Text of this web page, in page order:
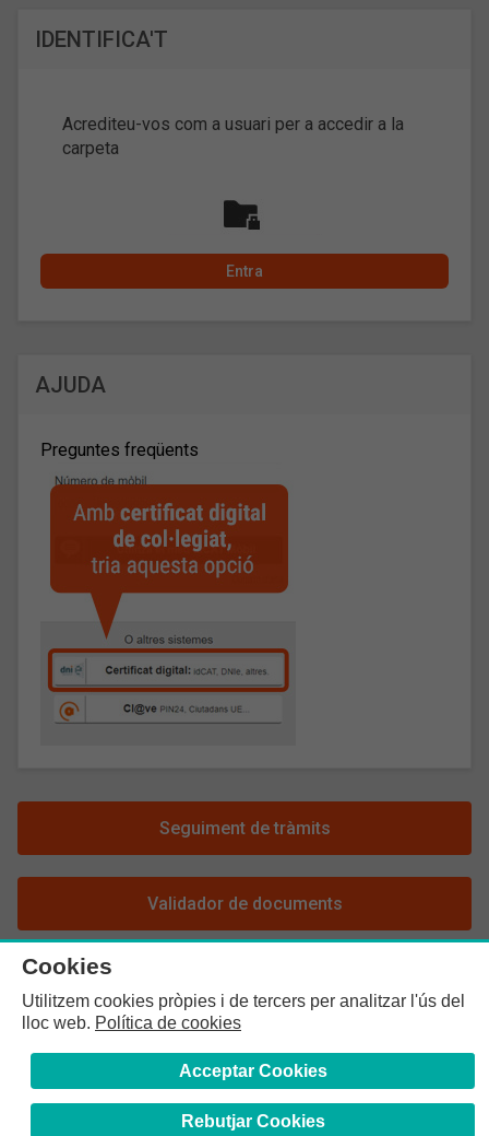
IDENTIFICA'T
Acrediteu-vos com a usuari per a accedir a la
carpeta
AJUDA
Preguntes freqüents
Seguiment de tràmits
Validador de documents
Col·legi de Farmacèutics de la Província de Barcelona- Girona,
64-66 - 08009 Barcelona - Tel: +34 93 244 07 10 - E-mail:cofb@cofb.cat
Cookies
Utilitzem cookies pròpies i de tercers per analitzar l'ús del
lloc web. Política de cookies
Acceptar Cookies
Rebutjar Cookies